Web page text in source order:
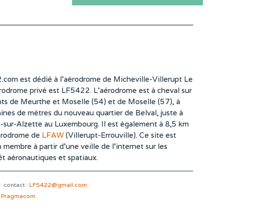
est dédié à l’aérodrome de Micheville-Villerupt Le
privé est LF5422. L’aérodrome est à cheval sur
de Meurthe et Moselle (54) et de Moselle (57), à
de mètres du nouveau quartier de Belval, juste à
sur-Alzette au Luxembourg. Il est également à 8,5 km
de LFAW(Villerupt-Errouville). Ce site est
à partir d’une veille de l’internet sur les
aéronautiques et spatiaux.
contact : LF5422@gmail.com
Pragmacom